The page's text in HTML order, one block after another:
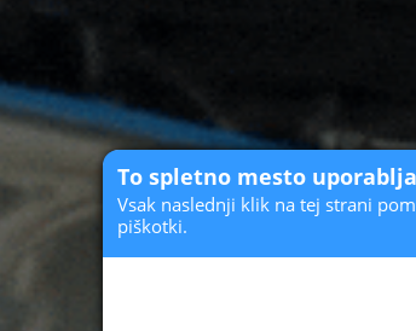
To spletno mesto
Vsak naslednji klik na tej strani
piškotki.